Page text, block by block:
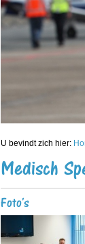
U bevindt zich hier:
Medisch
Foto's